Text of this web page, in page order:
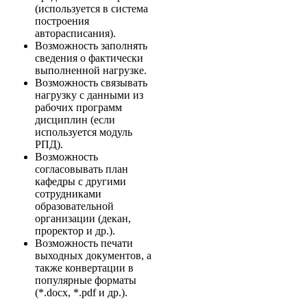
(используется в система
построения
авторасписания).
Возможность заполнять
сведения о фактически
выполненной нагрузке.
Возможность связывать
нагрузку с данными из
рабочих программ
дисциплин (если
используется модуль
РПД).
Возможность
согласовывать план
кафедры с другими
сотрудниками
образовательной
организации (декан,
проректор и др.).
Возможность печати
выходных документов, а
также конвертации в
популярные форматы
(*.docx, *.pdf и др.).